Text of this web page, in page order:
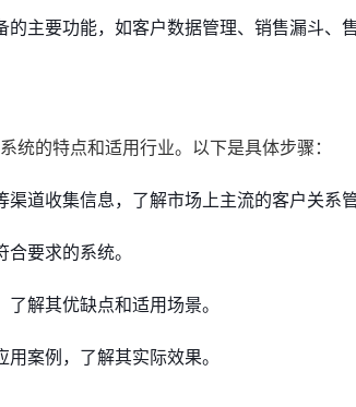
主要功能，如客户数据管理、销售漏斗、
统的特点和适用行业。以下是具体步骤：
道收集信息，了解市场上主流的客户关系管
要求的系统。
解其优缺点和适用场景。
案例，了解其实际效果。